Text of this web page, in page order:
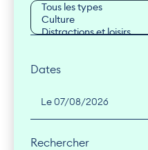
Dates
Rechercher